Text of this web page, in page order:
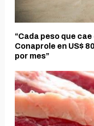
“Cada peso que
Conaprole en US$
por mes”